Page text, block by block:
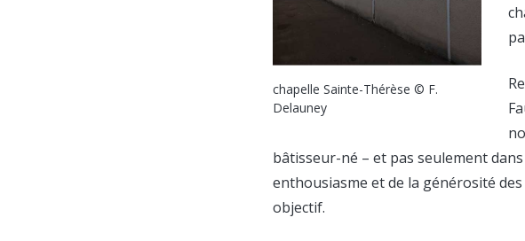
chapelle Sainte-Thérèse © F.
Delauney
bâtisseur-né – et pas seulement
enthousiasme et de la générosité
objectif.